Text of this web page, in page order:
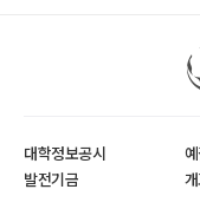
대학정보공시
발전기금